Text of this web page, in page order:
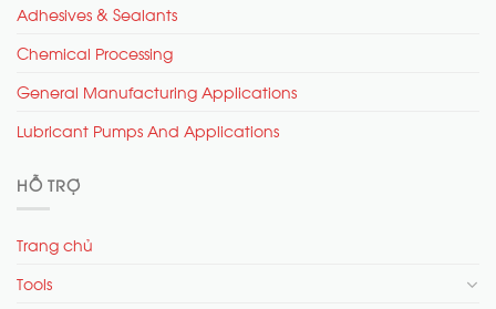
Adhesives & Sealants
Chemical Processing
General Manufacturing Applications
Lubricant Pumps And Applications
HỖ TRỢ
Trang chủ
Tools